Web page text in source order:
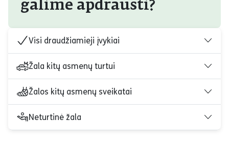
galime apdrausti?
Visi draudžiamieji įvykiai
Žala kitų asmenų turtui
Žalos kitų asmenų sveikatai
Neturtinė žala